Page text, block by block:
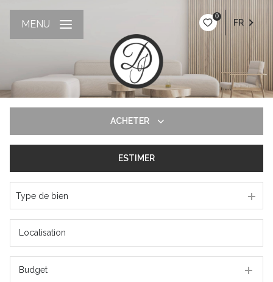
0
FR
MENU
ACHETER
ESTIMER
Type de bien
Budget